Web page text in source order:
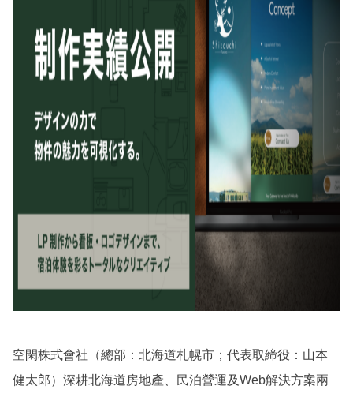
空閑株式會社（總部：北海道札幌市；代表取締役：山本
健太郎）深耕北海道房地產、民泊營運及Web解決方案兩